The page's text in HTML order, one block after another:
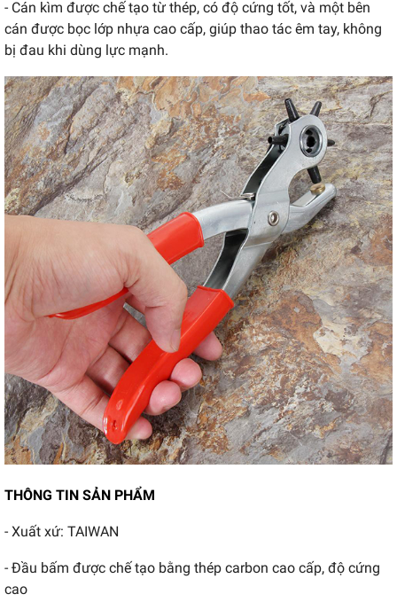
- Cán kìm được chế tạo từ thép, có độ cứng tốt, và một bên
cán được bọc lớp nhựa cao cấp, giúp thao tác êm tay, không
bị đau khi dùng lực mạnh.
THÔNG TIN SẢN PHẨM
- Xuất xứ: TAIWAN
- Đầu bấm được chế tạo bằng thép carbon cao cấp, độ cứng
cao